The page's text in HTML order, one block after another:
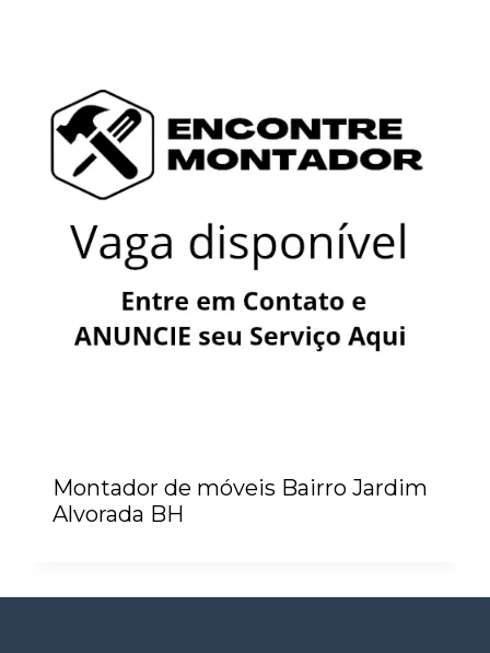
Montador de móveis Bairro Jardim
Alvorada BH